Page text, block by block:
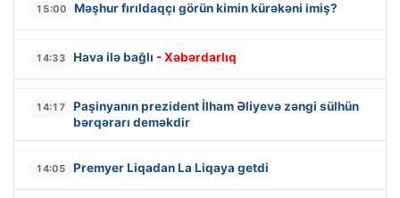
15:00 Məşhur fırıldaqçı görün kimin kürəkəni imiş?
14:33 Hava ilə bağlı - Xəbərdarlıq
14:17
Paşinyanın prezident İlham Əliyevə zəngi sülhün
bərqərarı deməkdir
14:05 Premyer Liqadan La Liqaya getdi